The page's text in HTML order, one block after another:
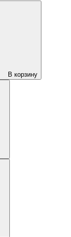
В корзину